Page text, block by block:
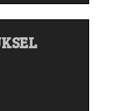
hiçbir
yerde
sadece